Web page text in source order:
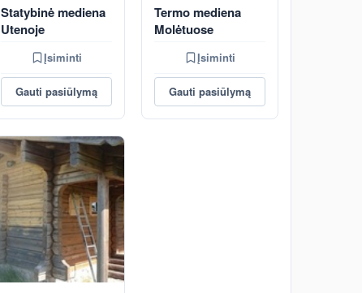
Statybinė mediena
Utenoje
Įsiminti
Gauti pasiūlymą
Termo mediena
Molėtuose
Įsiminti
Gauti pasiūlymą